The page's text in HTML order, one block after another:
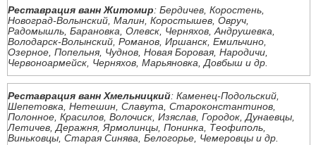
Реставрация ванн Житомир: Бердичев, Коростень,
Новоград-Волынский, Малин, Коростышев, Овруч,
Радомышль, Барановка, Олевск, Черняхов, Андрушевка,
Володарск-Волынский, Романов, Иршанск, Емильчино,
Озерное, Попельня, Чуднов, Новая Боровая, Народичи,
Червоноармейск, Черняхов, Марьяновка, Довбыш и др.
Реставрация ванн Хмельницкий: Каменец-Подольский,
Шепетовка, Нетешин, Славута, Староконстантинов,
Полонное, Красилов, Волочиск, Изяслав, Городок, Дунаевцы,
Летичев, Деражня, Ярмолинцы, Понинка, Теофиполь,
Виньковцы, Старая Синява, Белогорье, Чемеровцы и др.